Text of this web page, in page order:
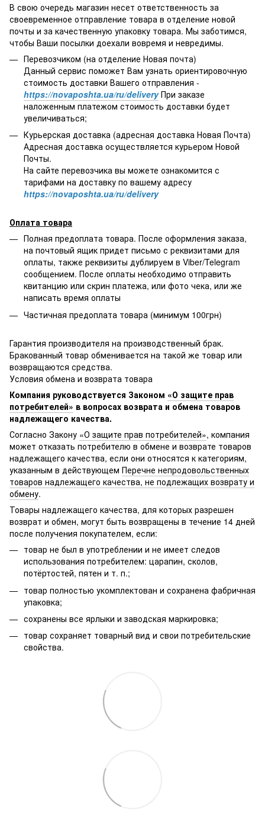
В свою очередь магазин несет ответственность за
своевременное отправление товара в отделение новой
почты и за качественную упаковку товара. Мы заботимся,
чтобы Ваши посылки доехали вовремя и невредимы.
Перевозчиком (на отделение Новая почта)
Данный сервис поможет Вам узнать ориентировочную
стоимость доставки Вашего отправления -
https://novaposhta.ua/ru/deliveryПри заказе
наложенным платежом стоимость доставки будет
увеличиваться;
Курьерская доставка (адресная доставка Новая Почта)
Адресная доставка осуществляется курьером Новой
Почты.
На сайте перевозчика вы можете ознакомится с
тарифами на доставку по вашему адресу
https://novaposhta.ua/ru/delivery
Оплата товара
Полная предоплата товара. После оформления заказа,
на почтовый ящик придет письмо с реквизитами для
оплаты, также реквизиты дублируем в Viber/Telegram
сообщением. После оплаты необходимо отправить
квитанцию или скрин платежа, или фото чека, или же
написать время оплаты
Частичная предоплата товара (минимум 100грн)
Гарантия производителя на производственный брак.
Бракованный товар обменивается на такой же товар или
возвращаются средства.
Условия обмена и возврата товара
Компания руководствуется Законом «О защите прав
потребителей» в вопросах возврата и обмена товаров
надлежащего качества.
Согласно Закону «О защите прав потребителей», компания
может отказать потребителю в обмене и возврате товаров
надлежащего качества, если они относятся к категориям,
указанным в действующем Перечне непродовольственных
товаров надлежащего качества, не подлежащих возврату и
обмену.
Товары надлежащего качества, для которых разрешен
возврат и обмен, могут быть возвращены в течение 14 дней
после получения покупателем, если:
товар не был в употреблении и не имеет следов
использования потребителем: царапин, сколов,
потёртостей, пятен и т. п.;
товар полностью укомплектован и сохранена фабричная
упаковка;
сохранены все ярлыки и заводская маркировка;
товар сохраняет товарный вид и свои потребительские
свойства.